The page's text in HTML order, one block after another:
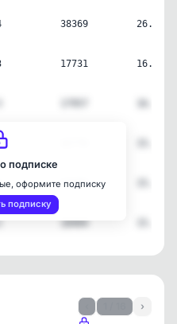
38369
17731
43586
18404
подписке
оформите подписку
подписку
›